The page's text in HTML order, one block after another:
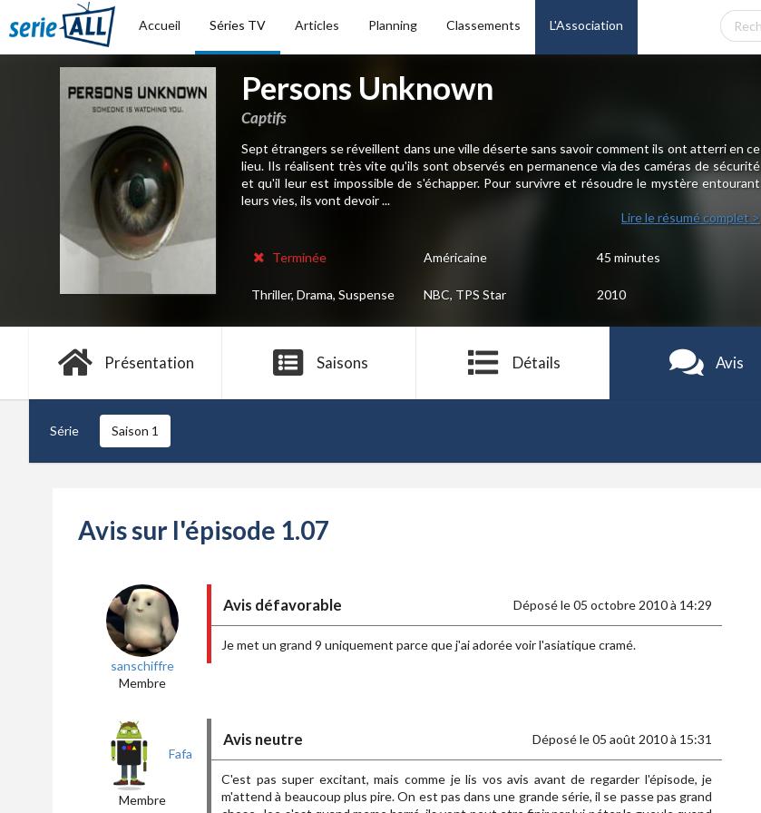
Accueil Séries TV Articles Planning Classements L'Association
Persons Unknown
Captifs
Sept étrangers se réveillent dans une ville déserte sans savoir comment ils ont atterri en ce
lieu. Ils réalisent très vite qu'ils sont observés en permanence via des caméras de sécurité
et qu'il leur est impossible de s'échapper. Pour survivre et résoudre le mystère entourant
leurs vies, ils vont devoir ...
Lire le résumé complet >
Terminée Américaine 45 minutes
Thriller, Drama, Suspense NBC, TPS Star 2010
Présentation Saisons Détails Avis
Série Saison 1
Avis sur l'épisode 1.07
sanschiffre
Membre
Avis défavorable Déposé le 05 octobre 2010 à 14:29
Je met un grand 9 uniquement parce que j'ai adorée voir l'asiatique cramé.
Fafa
Membre
Avis neutre Déposé le 05 août 2010 à 15:31
C'est pas super excitant, mais comme je lis vos avis avant de regarder l'épisode, je
m'attend à beaucoup plus pire. On est pas dans une grande série, il se passe pas grand